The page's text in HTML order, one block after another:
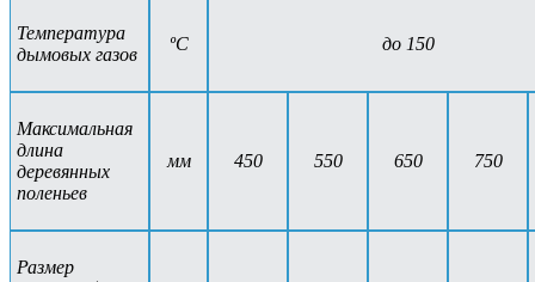
Температура
дымовых газов
ºС до 150
Максимальная
длина
деревянных
поленьев
мм 450 550 650 750
Размер